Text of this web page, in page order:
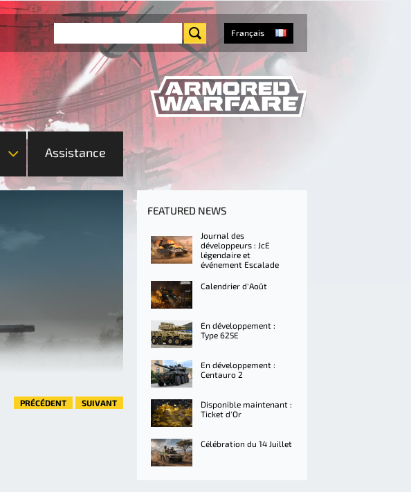
Français
Assistance
PRÉCÉDENT SUIVANT
FEATURED NEWS
Journal des
développeurs : JcE
légendaire et
événement Escalade
Calendrier d'Août
En développement :
Type 625E
En développement :
Centauro 2
Disponible maintenant :
Ticket d'Or
Célébration du 14 Juillet